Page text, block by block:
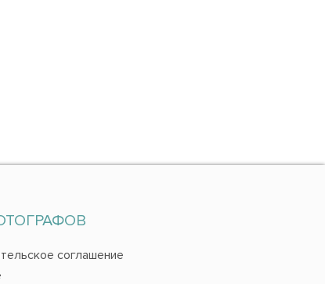
соглашение